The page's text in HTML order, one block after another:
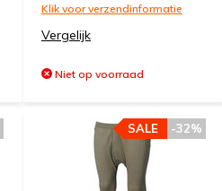
Klik voor verzendinformatie
Vergelijk
Niet op voorraad
-32%
SALE